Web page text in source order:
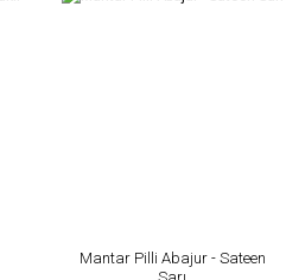
Mantar Pilli Abajur - Sateen